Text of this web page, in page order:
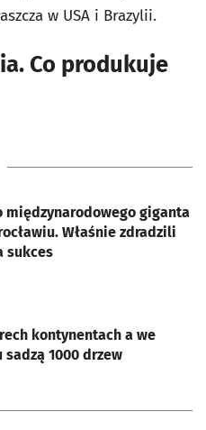
w USA i Brazylii.
Co produkuje
międzynarodowego giganta
Właśnie zdradzili
sukces
kontynentach a we
sadzą 1000 drzew